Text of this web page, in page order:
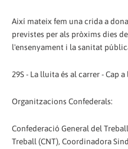
Així mateix fem una crida a
previstes per als pròxims dies
l'ensenyament i la sanitat
29S - La lluita és al carrer - Cap a
Organitzacions Confederals:
Confederació General del
Treball (CNT), Coordinadora